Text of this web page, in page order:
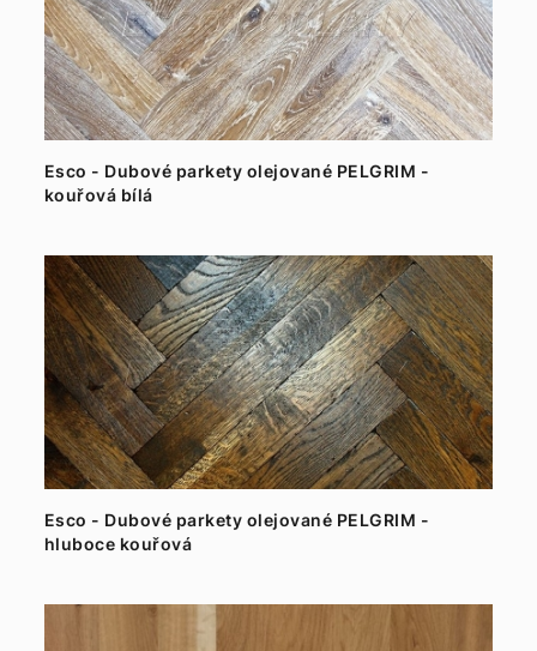
Esco - Dubové parkety olejované PELGRIM -
kouřová bílá
Esco - Dubové parkety olejované PELGRIM -
hluboce kouřová